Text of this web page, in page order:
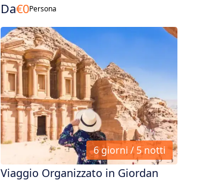
Da€0Persona
6 giorni / 5 notti
Viaggio Organizzato in Giordan